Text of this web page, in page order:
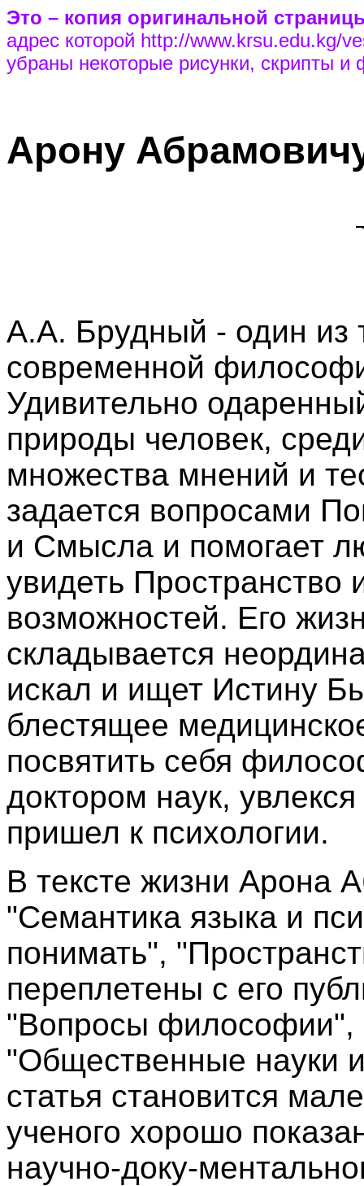
Это – копия оригинальной
адрес которой http://www.krsu.edu.kg/
убраны некоторые рисунки, скрипты и
Арону
А.А. Брудный - один из
современной
Удивительно
природы человек,
множества мнений и
задается вопросами
и Смысла и помогает
увидеть Пространство
возможностей. Его
складывается
искал и ищет Истину
блестящее
посвятить себя
доктором наук,
пришел к психологии.
В тексте жизни Арона
"Семантика языка и
понимать",
переплетены с его
"Вопросы философии",
"Общественные науки
статья становится
ученого хорошо
научно-доку-